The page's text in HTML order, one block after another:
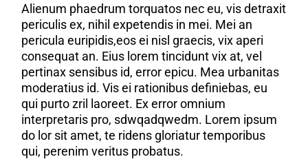
Alienum phaedrum torquatos nec eu, vis detraxit
periculis ex, nihil expetendis in mei. Mei an
pericula euripidis,eos ei nisl graecis, vix aperi
consequat an. Eius lorem tincidunt vix at, vel
pertinax sensibus id, error epicu. Mea urbanitas
moderatius id. Vis ei rationibus definiebas, eu
qui purto zril laoreet. Ex error omnium
interpretaris pro, sdwqadqwedm. Lorem ipsum
do lor sit amet, te ridens gloriatur temporibus
qui, perenim veritus probatus.